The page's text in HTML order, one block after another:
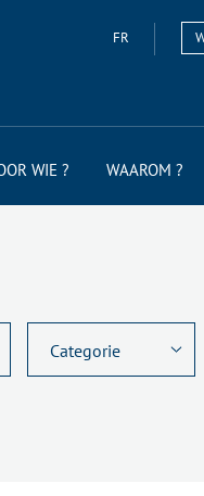
FR
WIE ? WAAROM ?